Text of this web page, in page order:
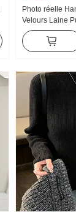
Photo réelle
Velours Laine
couture Col
Chandail des
chic